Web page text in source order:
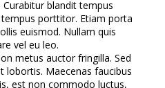
blandit tempus
porttitor. Etiam porta
euismod. Nullam quis
vel eu leo.
metus auctor fringilla. Sed
lobortis. Maecenas faucibus
est non commodo luctus,